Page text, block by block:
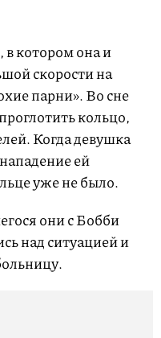
котором она и
скорости на
парни». Во сне
кольцо,
Когда девушка
ей
уже не было.
они с Бобби
над ситуацией и